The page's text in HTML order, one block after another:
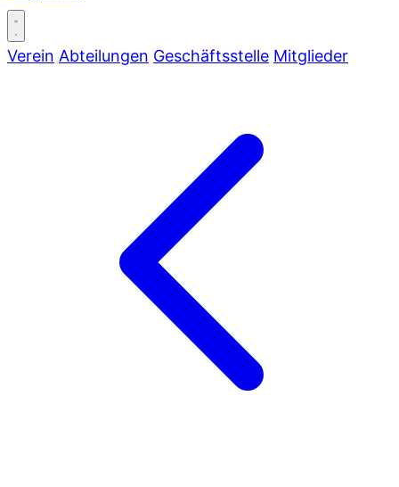
Verein Abteilungen Geschäftsstelle Mitglieder